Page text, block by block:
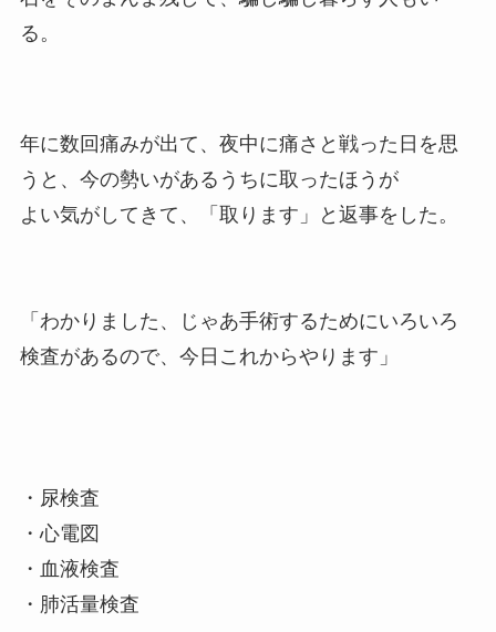
る。
年に数回痛みが出て、夜中に痛さと戦った日を思
うと、今の勢いがあるうちに取ったほうが
よい気がしてきて、「取ります」と返事をした。
「わかりました、じゃあ手術するためにいろいろ
検査があるので、今日これからやります」
・尿検査
・心電図
・血液検査
・肺活量検査